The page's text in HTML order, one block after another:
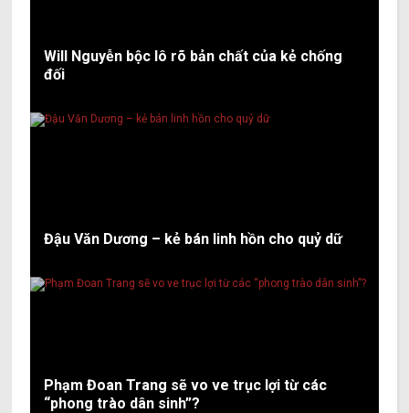
Will Nguyễn bộc lô rõ bản chất của kẻ chống
đối
Đậu Văn Dương – kẻ bán linh hồn cho quỷ dữ
Phạm Đoan Trang sẽ vo ve trục lợi từ các
“phong trào dân sinh”?